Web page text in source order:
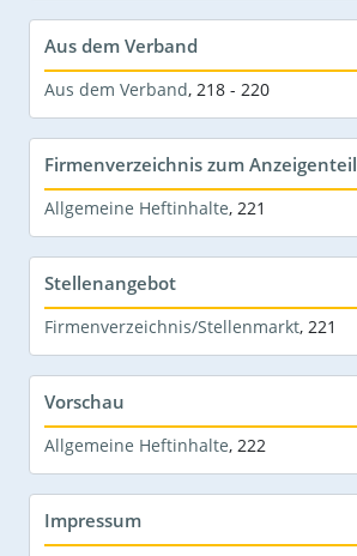
Aus dem Verband
Aus dem Verband, 218 - 220
Firmenverzeichnis zum Anzeigenteil
Allgemeine Heftinhalte, 221
Stellenangebot
Firmenverzeichnis/Stellenmarkt, 221
Vorschau
Allgemeine Heftinhalte, 222
Impressum